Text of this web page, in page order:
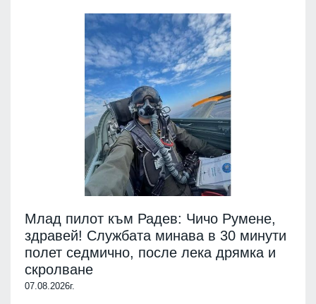
Млад пилот към Радев: Чичо Румене,
здравей! Службата минава в 30 минути
полет седмично, после лека дрямка и
скролване
07.08.2026г.